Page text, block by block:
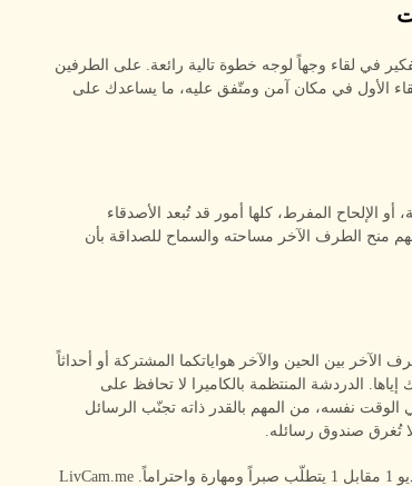
في لقاء وجهاً لوجه خطوة تالية رائعة. على الطرفين
الأول في مكان آمن ومتّفق عليه، ما يساعدك على
الإلحاح المفرط، كلها أمور قد تُبعد الأصدقاء
دردشة الفيديو 1 مقابل 1، من المهم منح الطرف الآخر مساحته والسماح للصداقة بأن
بين الحين والآخر هواياتكما المشتركة أو أحداثاً
الدردشة المنتظمة بالكاميرا لا تحافظ على
نفسه، من المهم بالقدر ذاته تجنّب الرسائل
تُغرق صندوق رسائله.
إيجاد أشخاص متوافقين عبر تطبيقات دردشة الفيديو 1 مقابل 1 يتطلّب صبراً ومهارة واحتراماً. LivCam.me